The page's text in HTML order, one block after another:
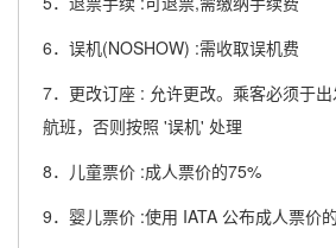
6．误机(NOSHOW) :需收取误机费
7．更改订座 : 允许更改。乘客必须于
航班，否则按照 '误机' 处理
8．儿童票价 :成人票价的75%
9．婴儿票价 :使用 IATA 公布成人票价